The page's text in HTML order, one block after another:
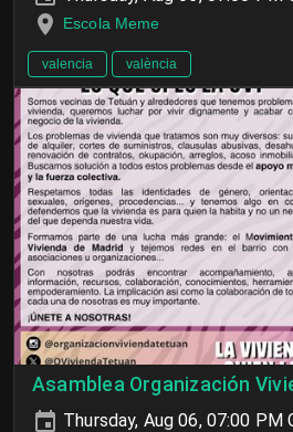
Escola Meme
valencia valència
Asamblea Organización
Thursday, Aug 06, 07:00